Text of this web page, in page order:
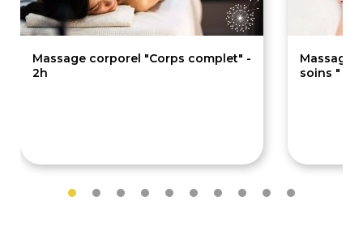
Massage corporel "Corps complet" -
2h
Massage
soins " -